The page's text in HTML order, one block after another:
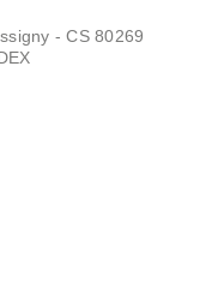
- CS 80269